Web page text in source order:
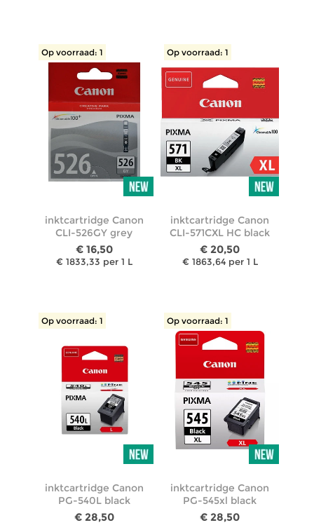
Op voorraad: 1
inktcartridge Canon
CLI-526GY grey
€ 16,50
€ 1833,33 per 1 L
Op voorraad: 1
inktcartridge Canon
CLI-571CXL HC black
€ 20,50
€ 1863,64 per 1 L
Op voorraad: 1
inktcartridge Canon
PG-540L black
€ 28,50
Pre-order
Op voorraad: 1
inktcartridge Canon
PG-545xl black
€ 28,50